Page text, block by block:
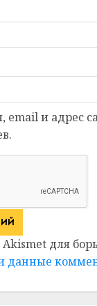
email и адрес
Akismet для
данные